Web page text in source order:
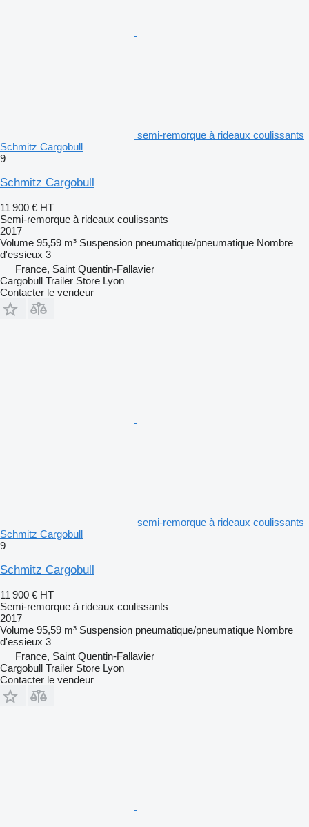
semi-remorque à rideaux coulissants
Schmitz Cargobull
9
Schmitz Cargobull
11 900 € HT
Semi-remorque à rideaux coulissants
2017
Volume 95,59 m³ Suspension pneumatique/pneumatique Nombre
d'essieux 3
France, Saint Quentin-Fallavier
Cargobull Trailer Store Lyon
Contacter le vendeur
semi-remorque à rideaux coulissants
Schmitz Cargobull
9
Schmitz Cargobull
11 900 € HT
Semi-remorque à rideaux coulissants
2017
Volume 95,59 m³ Suspension pneumatique/pneumatique Nombre
d'essieux 3
France, Saint Quentin-Fallavier
Cargobull Trailer Store Lyon
Contacter le vendeur